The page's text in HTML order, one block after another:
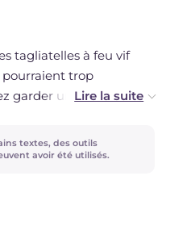
pendant 1 jour
tagliatelles à feu vif
pourraient trop
garder un peu d'eau de
la diluer.
textes, des outils
avoir été utilisés.